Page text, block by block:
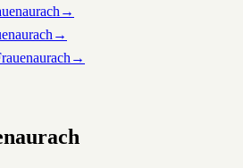
→
→
→